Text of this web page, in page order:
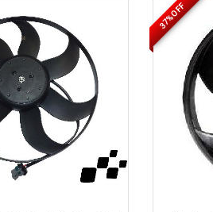
37% OFF